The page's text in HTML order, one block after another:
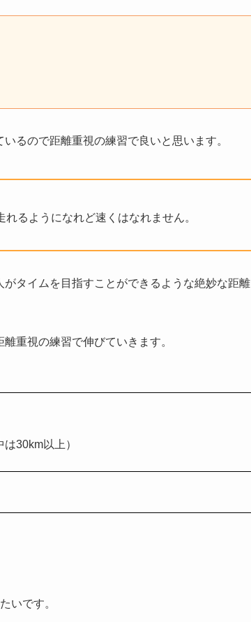
るので距離重視の練習で良いと思います。
るようになれど速くはなれません。
タイムを目指すことができるような絶妙な距離
重視の練習で伸びていきます。
30km以上）
いです。